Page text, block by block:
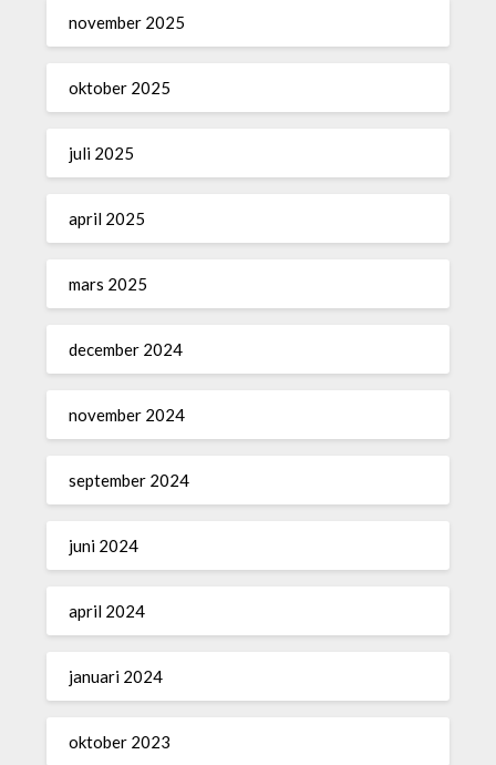
november 2025
oktober 2025
juli 2025
april 2025
mars 2025
december 2024
november 2024
september 2024
juni 2024
april 2024
januari 2024
oktober 2023